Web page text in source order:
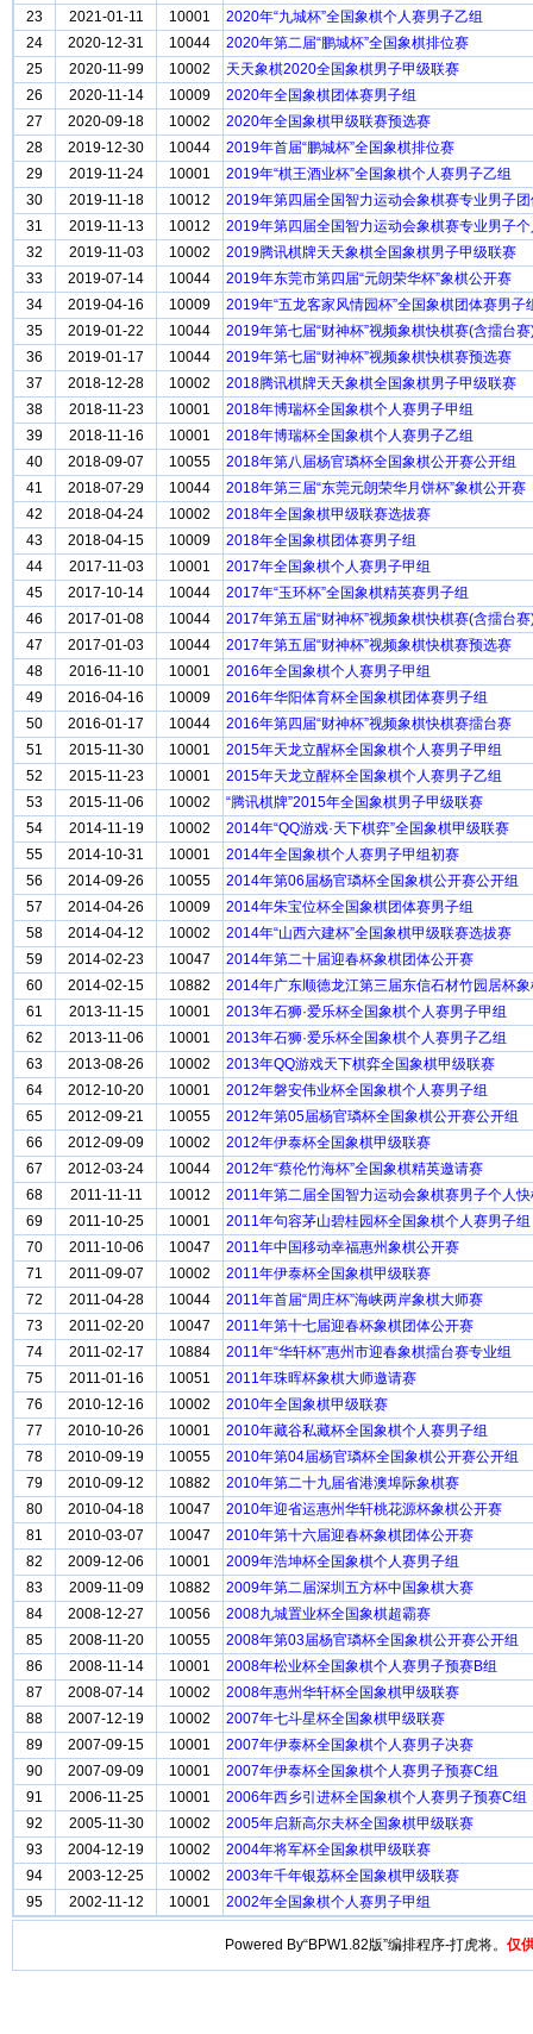
23
2021-01-11 10001
2020年“九城杯”全国象棋个人赛男子乙组
24
2020-12-31 10044
2020年第二届“鹏城杯”全国象棋排位赛
25
2020-11-99 10002
天天象棋2020全国象棋男子甲级联赛
26
2020-11-14 10009
2020年全国象棋团体赛男子组
27
2020-09-18 10002
2020年全国象棋甲级联赛预选赛
28
2019-12-30 10044
2019年首届“鹏城杯”全国象棋排位赛
29
2019-11-24 10001
2019年“棋王酒业杯”全国象棋个人赛男子乙组
30
2019-11-18 10012
2019年第四届全国智力运动会象棋赛专业男子
31
2019-11-13 10012
2019年第四届全国智力运动会象棋赛专业男子
32
2019-11-03 10002
2019腾讯棋牌天天象棋全国象棋男子甲级联赛
33
2019-07-14 10044
2019年东莞市第四届“元朗荣华杯”象棋公开赛
34
2019-04-16 10009
2019年“五龙客家风情园杯”全国象棋团体赛男子
35
2019-01-22 10044
2019年第七届“财神杯”视频象棋快棋赛(含擂台赛
36
2019-01-17 10044
2019年第七届“财神杯”视频象棋快棋赛预选赛
37
2018-12-28 10002
2018腾讯棋牌天天象棋全国象棋男子甲级联赛
38
2018-11-23 10001
2018年博瑞杯全国象棋个人赛男子甲组
39
2018-11-16 10001
2018年博瑞杯全国象棋个人赛男子乙组
40
2018-09-07 10055
2018年第八届杨官璘杯全国象棋公开赛公开组
41
2018-07-29 10044
2018年第三届“东莞元朗荣华月饼杯”象棋公开赛
42
2018-04-24 10002
2018年全国象棋甲级联赛选拔赛
43
2018-04-15 10009
2018年全国象棋团体赛男子组
44
2017-11-03 10001
2017年全国象棋个人赛男子甲组
45
2017-10-14 10044
2017年“玉环杯”全国象棋精英赛男子组
46
2017-01-08 10044
2017年第五届“财神杯”视频象棋快棋赛(含擂台赛
47
2017-01-03 10044
2017年第五届“财神杯”视频象棋快棋赛预选赛
48
2016-11-10 10001
2016年全国象棋个人赛男子甲组
49
2016-04-16 10009
2016年华阳体育杯全国象棋团体赛男子组
50
2016-01-17 10044
2016年第四届“财神杯”视频象棋快棋赛擂台赛
51
2015-11-30 10001
2015年天龙立醒杯全国象棋个人赛男子甲组
52
2015-11-23 10001
2015年天龙立醒杯全国象棋个人赛男子乙组
53
2015-11-06 10002
“腾讯棋牌”2015年全国象棋男子甲级联赛
54
2014-11-19 10002
2014年“QQ游戏·天下棋弈”全国象棋甲级联赛
55
2014-10-31 10001
2014年全国象棋个人赛男子甲组初赛
56
2014-09-26 10055
2014年第06届杨官璘杯全国象棋公开赛公开组
57
2014-04-26 10009
2014年朱宝位杯全国象棋团体赛男子组
58
2014-04-12 10002
2014年“山西六建杯”全国象棋甲级联赛选拔赛
59
2014-02-23 10047
2014年第二十届迎春杯象棋团体公开赛
60
2014-02-15 10882
2014年广东顺德龙江第三届东信石材竹园居杯
61
2013-11-15 10001
2013年石狮·爱乐杯全国象棋个人赛男子甲组
62
2013-11-06 10001
2013年石狮·爱乐杯全国象棋个人赛男子乙组
63
2013-08-26 10002
2013年QQ游戏天下棋弈全国象棋甲级联赛
64
2012-10-20 10001
2012年磐安伟业杯全国象棋个人赛男子组
65
2012-09-21 10055
2012年第05届杨官璘杯全国象棋公开赛公开组
66
2012-09-09 10002
2012年伊泰杯全国象棋甲级联赛
67
2012-03-24 10044
2012年“蔡伦竹海杯”全国象棋精英邀请赛
68
2011-11-11 10012
2011年第二届全国智力运动会象棋赛男子个人
69
2011-10-25 10001
2011年句容茅山碧桂园杯全国象棋个人赛男子组
70
2011-10-06 10047
2011年中国移动幸福惠州象棋公开赛
71
2011-09-07 10002
2011年伊泰杯全国象棋甲级联赛
72
2011-04-28 10044
2011年首届“周庄杯”海峡两岸象棋大师赛
73
2011-02-20 10047
2011年第十七届迎春杯象棋团体公开赛
74
2011-02-17 10884
2011年“华轩杯”惠州市迎春象棋擂台赛专业组
75
2011-01-16 10051
2011年珠晖杯象棋大师邀请赛
76
2010-12-16 10002
2010年全国象棋甲级联赛
77
2010-10-26 10001
2010年藏谷私藏杯全国象棋个人赛男子组
78
2010-09-19 10055
2010年第04届杨官璘杯全国象棋公开赛公开组
79
2010-09-12 10882
2010年第二十九届省港澳埠际象棋赛
80
2010-04-18 10047
2010年迎省运惠州华轩桃花源杯象棋公开赛
81
2010-03-07 10047
2010年第十六届迎春杯象棋团体公开赛
82
2009-12-06 10001
2009年浩坤杯全国象棋个人赛男子组
83
2009-11-09 10882
2009年第二届深圳五方杯中国象棋大赛
84
2008-12-27 10056
2008九城置业杯全国象棋超霸赛
85
2008-11-20 10055
2008年第03届杨官璘杯全国象棋公开赛公开组
86
2008-11-14 10001
2008年松业杯全国象棋个人赛男子预赛B组
87
2008-07-14 10002
2008年惠州华轩杯全国象棋甲级联赛
88
2007-12-19 10002
2007年七斗星杯全国象棋甲级联赛
89
2007-09-15 10001
2007年伊泰杯全国象棋个人赛男子决赛
90
2007-09-09 10001
2007年伊泰杯全国象棋个人赛男子预赛C组
91
2006-11-25 10001
2006年西乡引进杯全国象棋个人赛男子预赛C组
92
2005-11-30 10002
2005年启新高尔夫杯全国象棋甲级联赛
93
2004-12-19 10002
2004年将军杯全国象棋甲级联赛
94
2003-12-25 10002
2003年千年银荔杯全国象棋甲级联赛
95
2002-11-12 10001 2002年全国象棋个人赛男子甲组
Powered By“BPW1.82版”编排程序-打虎将。 仅